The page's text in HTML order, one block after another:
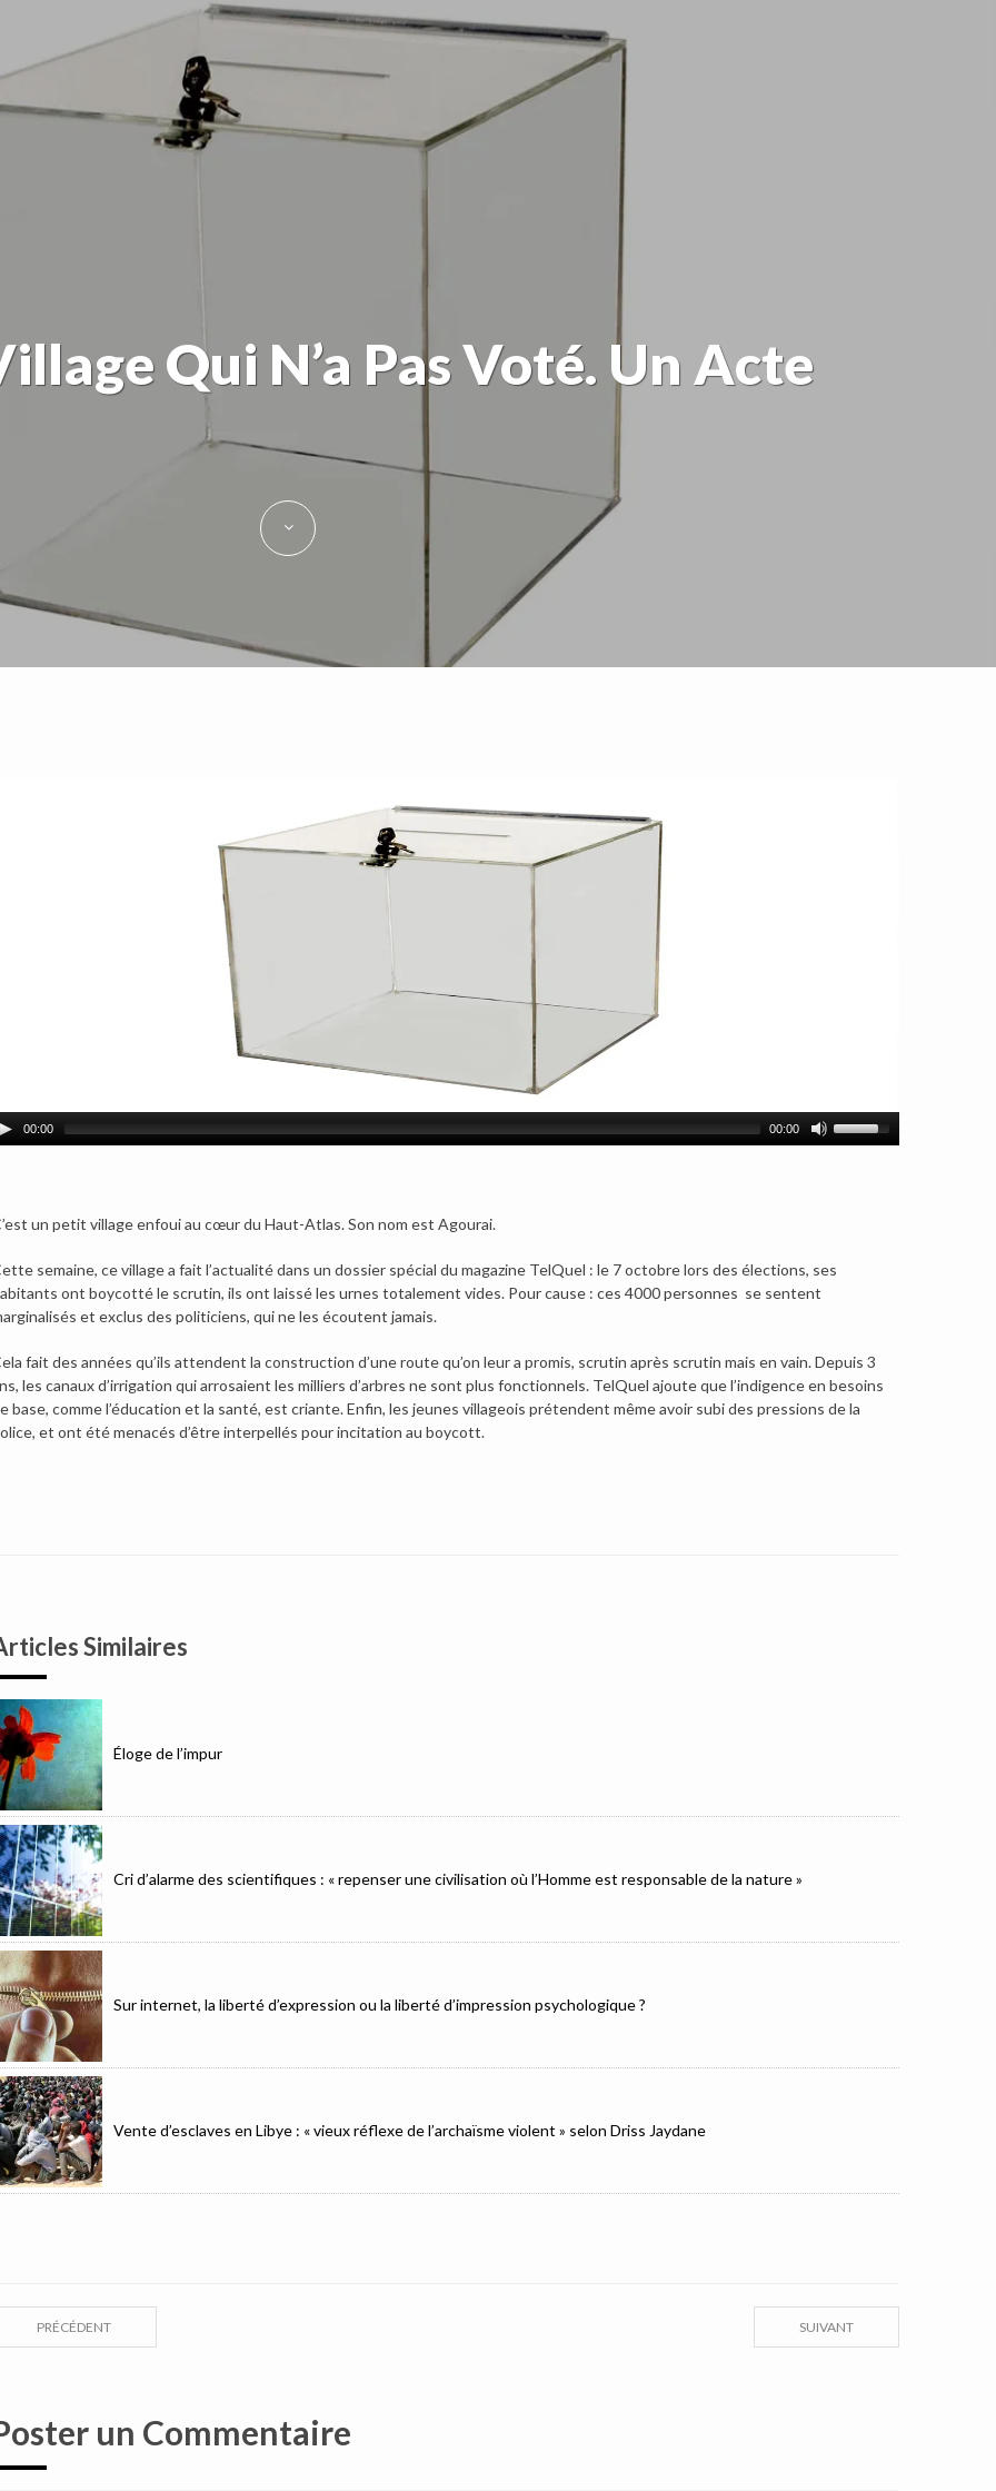
Qui N’a Pas Voté. Un Acte
00:00 00:00
un petit village enfoui au cœur du Haut-Atlas. Son nom est Agourai.
semaine, ce village a fait l’actualité dans un dossier spécial du magazine TelQuel : le 7 octobre lors des élections, ses
ont boycotté le scrutin, ils ont laissé les urnes totalement vides. Pour cause : ces 4000 personnes se sentent
et exclus des politiciens, qui ne les écoutent jamais.
fait des années qu’ils attendent la construction d’une route qu’on leur a promis, scrutin après scrutin mais en vain. Depuis 3
les canaux d’irrigation qui arrosaient les milliers d’arbres ne sont plus fonctionnels. TelQuel ajoute que l’indigence en besoins
base, comme l’éducation et la santé, est criante. Enfin, les jeunes villageois prétendent même avoir subi des pressions de la
et ont été menacés d’être interpellés pour incitation au boycott.
Similaires
Éloge de l’impur
Cri d’alarme des scientifiques : « repenser une civilisation où l’Homme est responsable de la nature »
Sur internet, la liberté d’expression ou la liberté d’impression psychologique ?
Vente d’esclaves en Libye : « vieux réflexe de l’archaïsme violent » selon Driss Jaydane
SUIVANT
PRÉCÉDENT
un Commentaire